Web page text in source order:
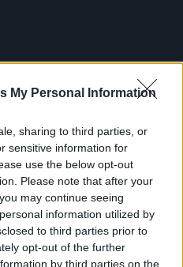
My Personal Information
sharing to third parties, or
sensitive information for
use the below opt-out
Please note that after your
may continue seeing
information utilized by
to third parties prior to
opt-out of the further
by third parties on the
μετανάστης από
Ιταλία για να